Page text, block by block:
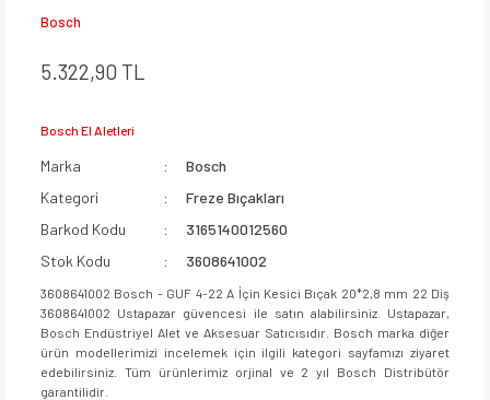
Bosch
5.322,90 TL
Bosch El Aletleri
Marka
Bosch
Kategori
Freze Bıçakları
Barkod Kodu
3165140012560
Stok Kodu
3608641002
3608641002 Bosch - GUF 4-22 A İçin Kesici Bıçak 20*2,8 mm 22 Diş
3608641002 Ustapazar güvencesi ile satın alabilirsiniz. Ustapazar,
Bosch Endüstriyel Alet ve Aksesuar Satıcısıdır. Bosch marka diğer
ürün modellerimizi incelemek için ilgili kategori sayfamızı ziyaret
edebilirsiniz. Tüm ürünlerimiz orjinal ve 2 yıl Bosch Distribütör
garantilidir.